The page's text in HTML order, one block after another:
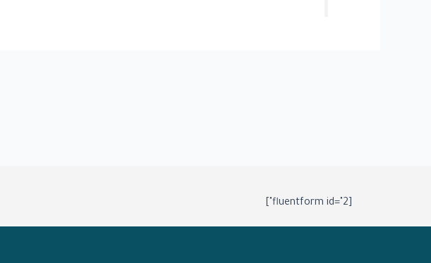
[fluentform id="2"]